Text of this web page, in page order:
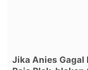
Jika Anies Gagal